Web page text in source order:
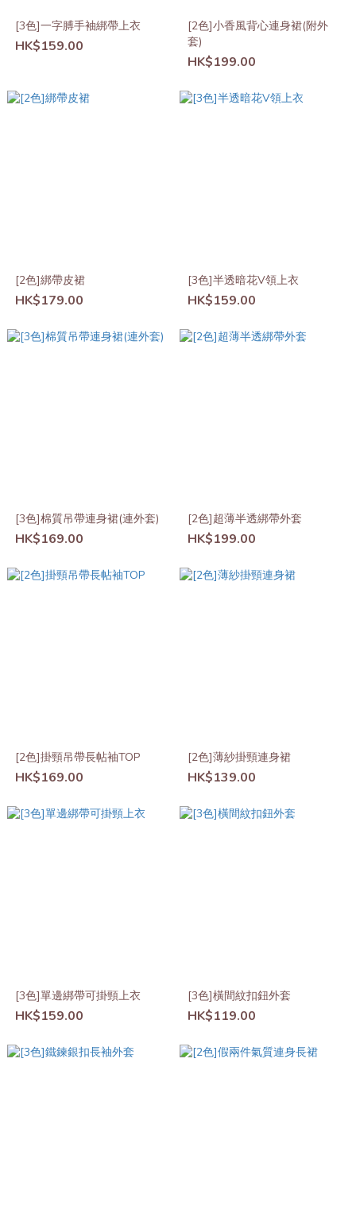
[3色]一字膊手袖綁帶上衣
HK$159.00
[2色]小香風背心連身裙(附外
套)
HK$199.00
[2色]綁帶皮裙
HK$179.00
[3色]半透暗花V領上衣
HK$159.00
[3色]棉質吊帶連身裙(連外套)
HK$169.00
[2色]超薄半透綁帶外套
HK$199.00
[2色]掛頸吊帶長帖袖TOP
HK$169.00
[2色]薄紗掛頸連身裙
HK$139.00
[3色]單邊綁帶可掛頸上衣
HK$159.00
[3色]橫間紋扣鈕外套
HK$119.00